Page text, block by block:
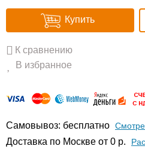
Купить
К сравнению
В избранное
Самовывоз: бесплатно
Доставка по Москве от 0 р.